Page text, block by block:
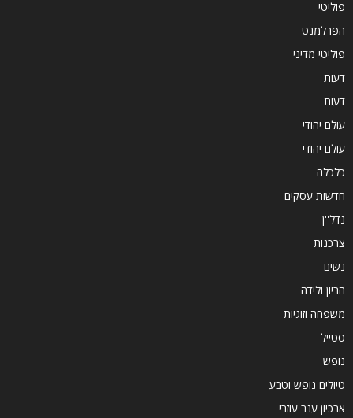
פוליטי
הפרלמנט
פוליטי מדיני
דעות
דעות
עולם יהודי
עולם יהודי
כלכלה
חדשות עסקים
נדל''ן
צרכנות
נשים
הריון ולידה
משפחה וזוגיות
סטייל
נופש
טיולים נופש וטבע
ארכיון ענר עוזרי